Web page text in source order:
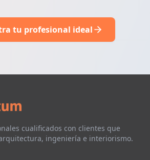
tu profesional ideal
cualificados con clientes que
ingeniería e interiorismo.